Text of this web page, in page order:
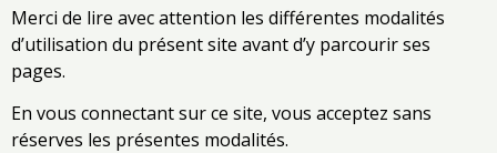
Merci de lire avec attention les différentes modalités
d’utilisation du présent site avant d’y parcourir ses
pages.
En vous connectant sur ce site, vous acceptez sans
réserves les présentes modalités.